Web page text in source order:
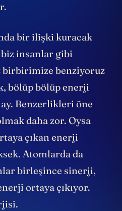
bir ilişki kuracak
insanlar gibi
benziyoruz
bölüp bölüp enerji
Benzerlikleri öne
daha zor. Oysa
çıkan enerji
Atomlarda da
birleşince sinerji,
ortaya çıkıyor.